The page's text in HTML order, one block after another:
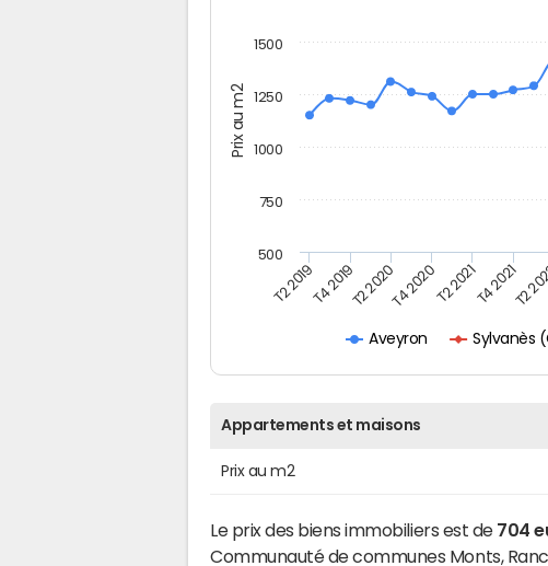
Prix au m2
Aveyron Sylvanès
T2 2019T4 2019T2 2020T4 2020T2 2021T4 2021T2
500
750
1000
1250
1500
Appartements et maisons
Prix au m2
Le prix des biens immobiliers est de 704
Communauté de communes Monts,